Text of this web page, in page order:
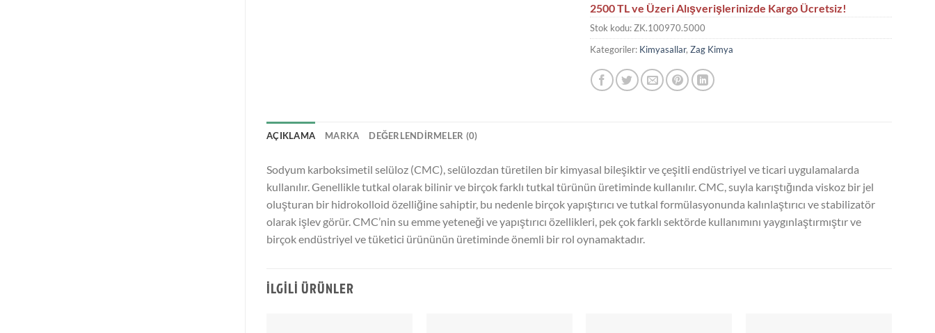
2500 TL ve Üzeri Alışverişlerinizde Kargo Ücretsiz!
Stok kodu:ZK.100970.5000
Kategoriler: Kimyasallar, Zag Kimya
AÇIKLAMA MARKA DEĞERLENDIRMELER (0)
Sodyum karboksimetil selüloz (CMC), selülozdan türetilen bir kimyasal bileşiktir ve çeşitli endüstriyel ve ticari uygulamalarda
kullanılır. Genellikle tutkal olarak bilinir ve birçok farklı tutkal türünün üretiminde kullanılır. CMC, suyla karıştığında viskoz bir jel
oluşturan bir hidrokolloid özelliğine sahiptir, bu nedenle birçok yapıştırıcı ve tutkal formülasyonunda kalınlaştırıcı ve stabilizatör
olarak işlev görür. CMC’nin su emme yeteneği ve yapıştırıcı özellikleri, pek çok farklı sektörde kullanımını yaygınlaştırmıştır ve
birçok endüstriyel ve tüketici ürününün üretiminde önemli bir rol oynamaktadır.
İLGILI ÜRÜNLER